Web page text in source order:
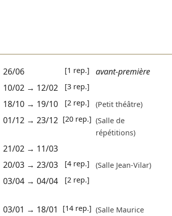
26/06 [1 rep.]
avant-première
10/02→ 12/02 [3 rep.]
18/10→ 19/10 [2 rep.] (Petit théâtre)
01/12→ 23/12 [20 rep.] (Salle de
répétitions)
21/02→ 11/03
20/03→ 23/03 [4 rep.] (Salle Jean-Vilar)
03/04→ 04/04 [2 rep.]
03/01 → 18/01 [14 rep.] (Salle Maurice